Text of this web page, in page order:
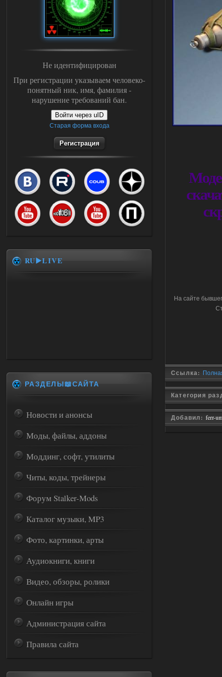
На сайте
Ссылка:
Категория
Добавил: ferr-
Не идентифицирован
При регистрации указываем человеко-
понятный ник, имя, фамилия -
нарушение требований бан.
Войти через uID
Старая форма входа
Регистрация
RU▶️LIVE
РАЗДЕЛЫ📖САЙТА
Новости и анонсы
Моды, файлы, аддоны
Моддинг, софт, утилиты
Читы, коды, трейнеры
Форум Stalker-Mods
Каталог музыки, MP3
Фото, картинки, арты
Аудиокниги, книги
Видео, обзоры, ролики
Онлайн игры
Администрация сайта
Правила сайта